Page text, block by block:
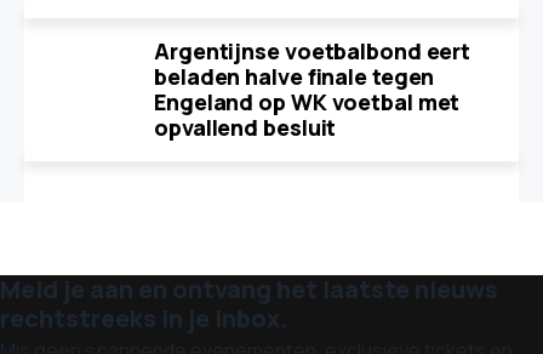
Argentijnse voetbalbond eert
beladen halve finale tegen
Engeland op WK voetbal met
opvallend besluit
Meld je aan en ontvang het laatste nieuws
rechtstreeks in je inbox.